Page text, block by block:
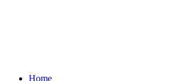
Home